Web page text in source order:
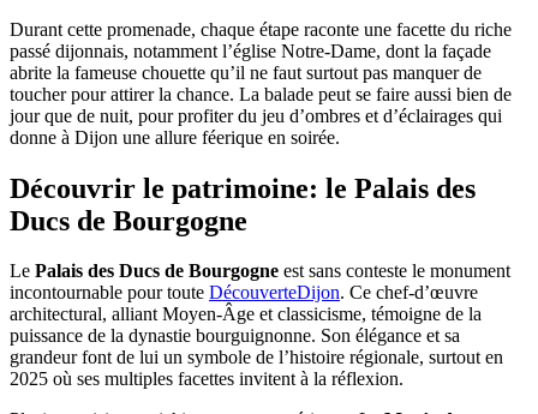
Durant cette promenade, chaque étape raconte une facette du riche
passé dijonnais, notamment l’église Notre-Dame, dont la façade
abrite la fameuse chouette qu’il ne faut surtout pas manquer de
toucher pour attirer la chance. La balade peut se faire aussi bien de
jour que de nuit, pour profiter du jeu d’ombres et d’éclairages qui
donne à Dijon une allure féerique en soirée.
Découvrir le patrimoine: le Palais des
Ducs de Bourgogne
Le Palais des Ducs de Bourgogne est sans conteste le monument
incontournable pour toute DécouverteDijon. Ce chef-d’œuvre
architectural, alliant Moyen-Âge et classicisme, témoigne de la
puissance de la dynastie bourguignonne. Son élégance et sa
grandeur font de lui un symbole de l’histoire régionale, surtout en
2025 où ses multiples facettes invitent à la réflexion.